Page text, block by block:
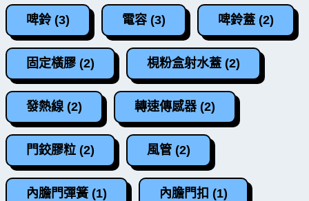
啤鈴 (3) 電容 (3) 啤鈴蓋 (2)
固定橫膠 (2) 梘粉盒射水蓋 (2)
發熱線 (2) 轉速傳感器 (2)
門鉸膠粒 (2) 風管 (2)
內膽門彈簧 (1) 內膽門扣 (1)